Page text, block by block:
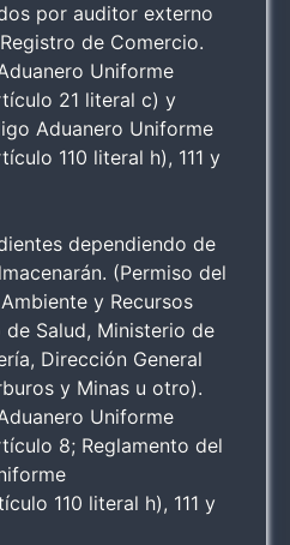
por auditor externo
de Comercio.
Uniforme
21 literal c) y
Aduanero Uniforme
110 literal h), 111 y
dependiendo de
(Permiso del
y Recursos
Salud, Ministerio de
Dirección General
y Minas u otro).
Uniforme
8; Reglamento del
110 literal h), 111 y